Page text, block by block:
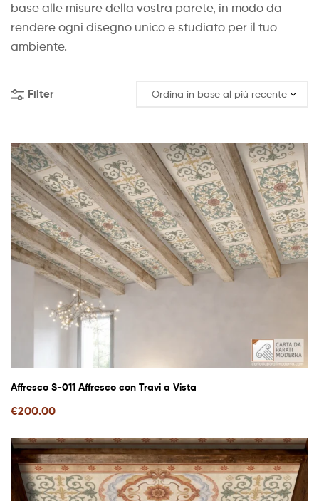
base alle misure della vostra parete, in modo da
rendere ogni disegno unico e studiato per il tuo
ambiente.
Filter
Affresco S-011 Affresco con Travi a Vista
€200.00